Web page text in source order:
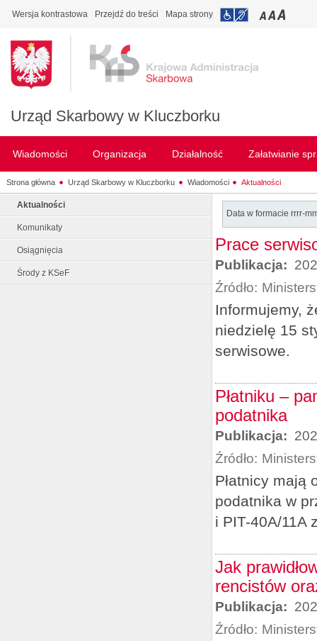
Wersja kontrastowa Przejdź do treści Mapa strony
Urząd Skarbowy w Kluczborku
Wiadomości Organizacja Działalność Załatwianie
Strona główna Urząd Skarbowy w Kluczborku Wiadomości Aktualności
Aktualności
Komunikaty
Osiągnięcia
Środy z KSeF
Data w formacie rrrr-
Prace
Publikacja:
Źródło:
Informujemy,
niedzielę 15
serwisowe.
Płatniku –
podatnika
Publikacja:
Źródło:
Płatnicy mają
podatnika w
i PIT-40A/11A
Jak
rencistów
Publikacja:
Źródło: